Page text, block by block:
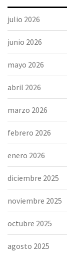
julio 2026
junio 2026
mayo 2026
abril 2026
marzo 2026
febrero 2026
enero 2026
diciembre 2025
noviembre 2025
octubre 2025
agosto 2025